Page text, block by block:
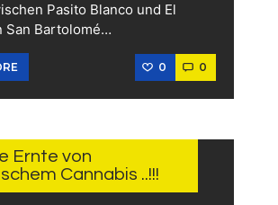
Pasito Blanco und El
San Bartolomé…
0 0
Ernte von
Cannabis ..!!!